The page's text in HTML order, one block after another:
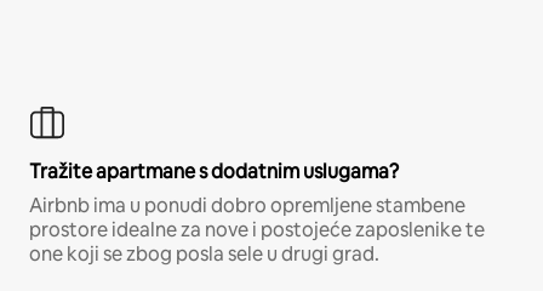
Tražite apartmane s dodatnim uslugama?
Airbnb ima u ponudi dobro opremljene stambene
prostore idealne za nove i postojeće zaposlenike te
one koji se zbog posla sele u drugi grad.